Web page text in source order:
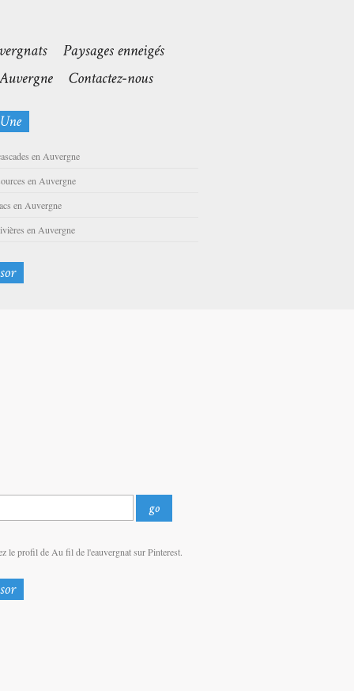
en Auvergne
en Auvergne
en Auvergne
en Auvergne
le profil de Au fil de l'eauvergnat sur Pinterest.